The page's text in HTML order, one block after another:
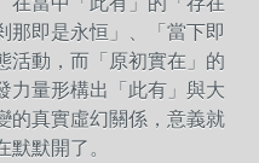
那即是永恒」、「當下即
活動，而「原初實在」的
力量形構出「此有」與大
的真實虛幻關係，意義就
默開了。